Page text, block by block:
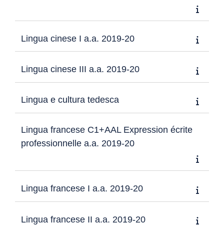
Lingua cinese I a.a. 2019-20
Lingua cinese III a.a. 2019-20
Lingua e cultura tedesca
Lingua francese C1+AAL Expression écrite
professionnelle a.a. 2019-20
Lingua francese I a.a. 2019-20
Lingua francese II a.a. 2019-20